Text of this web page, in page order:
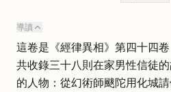
導讀
這卷是《經律異相》第四十四
共收錄三十八則在家男性信徒
的人物：從幻術師颰陀用化城